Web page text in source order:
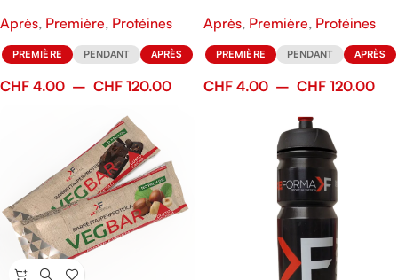
Après, Première, Protéines
PREMIÈRE PENDANT APRÈS
CHF 4.00 – CHF 120.00
Après, Première, Protéines
PREMIÈRE PENDANT APRÈS
CHF 4.00 – CHF 120.00